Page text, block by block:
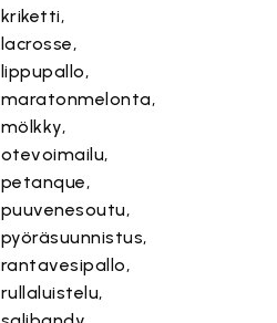
kriketti,
lacrosse,
lippupallo,
maratonmelonta,
mölkky,
otevoimailu,
petanque,
puuvenesoutu,
pyöräsuunnistus,
rantavesipallo,
rullaluistelu,